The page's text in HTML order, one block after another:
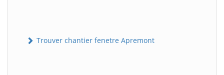
Trouver chantier fenetre Apremont